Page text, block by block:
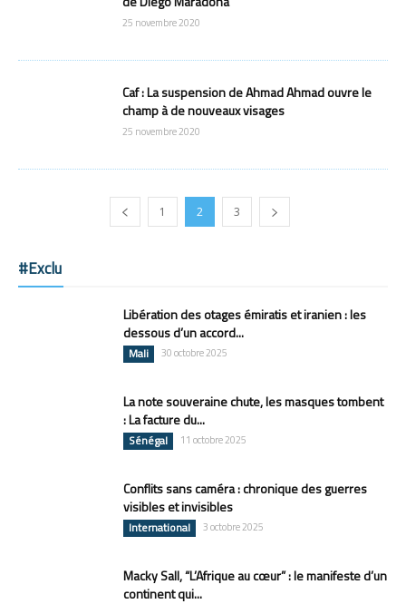
25 novembre 2020
Caf : La suspension de Ahmad Ahmad ouvre le
champ à de nouveaux visages
25 novembre 2020
1 2 3
#Exclu
Libération des otages émiratis et iranien : les
dessous d’un accord...
Mali 30 octobre 2025
La note souveraine chute, les masques tombent
: La facture du...
Sénégal 11 octobre 2025
Conflits sans caméra : chronique des guerres
visibles et invisibles
International 3 octobre 2025
Macky Sall, “L’Afrique au cœur” : le manifeste d’un
continent qui...